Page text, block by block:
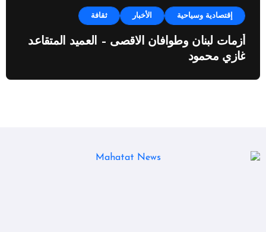
إقتصادية وسياحية الأخبار ثقافة
أزمات لبنان وطوافان الاقصى – العميد المتقاعد
غازي محمود